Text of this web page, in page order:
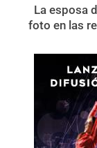
La esposa
foto en las